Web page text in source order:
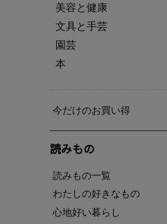
美容と健康
文具と手芸
園芸
本
今だけのお買い得
読みもの
読みもの一覧
わたしの好きなもの
心地好い暮らし